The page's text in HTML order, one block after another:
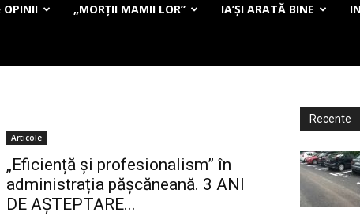
OPINII „MORȚII MAMII LOR” IA’ȘI ARATĂ BINE
Articole
„Eficiență și profesionalism” în
administrația pășcăneană. 3 ANI
DE AȘTEPTARE...
Recente